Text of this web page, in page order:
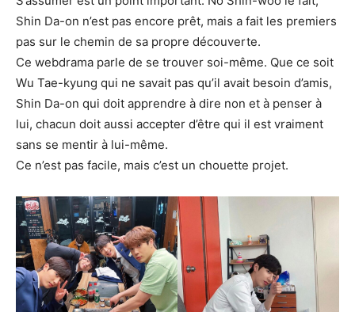
Shin Da-on n’est pas encore prêt, mais a fait les premiers
pas sur le chemin de sa propre découverte.
Ce webdrama parle de se trouver soi-même. Que ce soit
Wu Tae-kyung qui ne savait pas qu’il avait besoin d’amis,
Shin Da-on qui doit apprendre à dire non et à penser à
lui, chacun doit aussi accepter d’être qui il est vraiment
sans se mentir à lui-même.
Ce n’est pas facile, mais c’est un chouette projet.